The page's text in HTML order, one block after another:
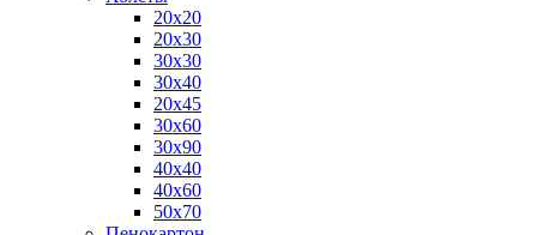
20х20
20х30
30х30
30х40
20х45
30х60
30х90
40х40
40х60
50х70